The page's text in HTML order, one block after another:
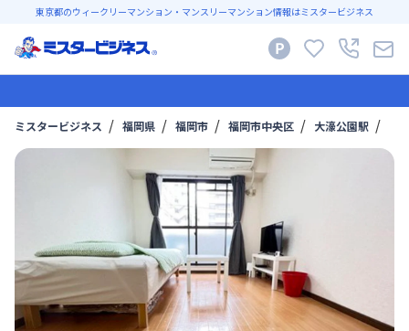
東京都のウィークリーマンション・マンスリーマンション情報はミスタービジネス
ミスタービジネス 福岡県 福岡市 福岡市中央区 大濠公園駅